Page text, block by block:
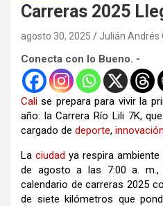
Carreras 2025
agosto 30, 2025 Julián Andrés
Conecta con lo Bueno. -
Cali se prepara para vivir la
año: la Carrera Río Lili 7K,
cargado de deporte, innovación
La ciudad ya respira
de agosto a las 7:00 a. m.,
calendario de carreras 2025
de siete kilómetros que